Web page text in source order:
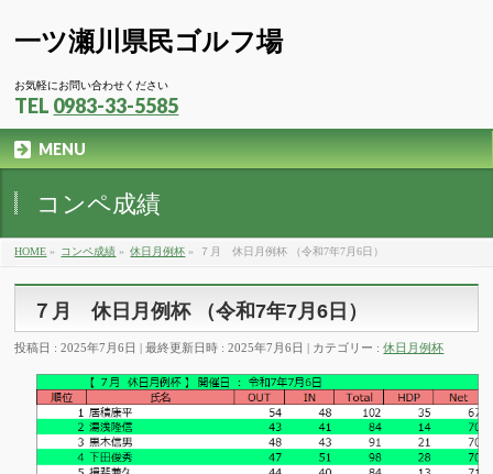
一ツ瀬川県民ゴルフ場
お気軽にお問い合わせください
TEL 0983-33-5585
MENU
コンペ成績
HOME » コンペ成績 » 休日月例杯 » ７月 休日月例杯 （令和7年7月6日）
７月 休日月例杯 （令和7年7月6日）
投稿日 : 2025年7月6日 最終更新日時 : 2025年7月6日 カテゴリー :休日月例杯